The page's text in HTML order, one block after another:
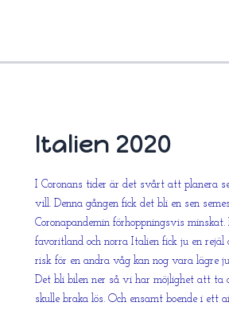
Italien 2020
I Coronans tider är det svårt att planera
vill. Denna gången fick det bli en sen
Coronapandemin förhoppningsvis
favoritland och norra Italien fick ju en rejäl
risk för en andra våg kan nog vara lägre
Det bli bilen ner så vi har möjlighet att ta
skulle braka lös. Och ensamt boende i ett